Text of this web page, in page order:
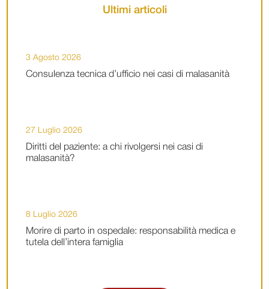
Ultimi articoli
Consulenza tecnica d’ufficio nei casi di malasanità
3 Agosto 2026
Diritti del paziente: a chi rivolgersi nei casi di
malasanità?
27 Luglio 2026
Morire di parto in ospedale: responsabilità medica e
tutela dell’intera famiglia
8 Luglio 2026